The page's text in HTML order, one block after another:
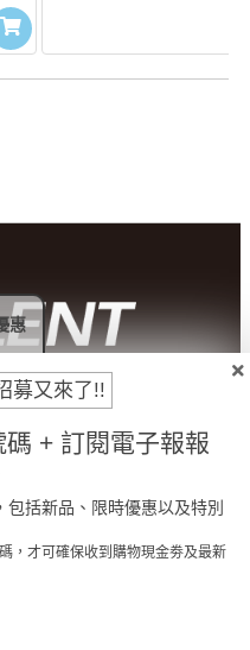
法
募又來了!!
+ 訂閱電子報報
括新品、限時優惠以及特別
，才可確保收到購物現金劵及最新
惠